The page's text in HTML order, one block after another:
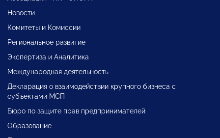
Новости
Комитеты и Комиссии
Региональное развитие
Экспертиза и Аналитика
Международная деятельность
Декларация о взаимодействии крупного бизнеса с
субъектами МСП
Бюро по защите прав предпринимателей
Образование